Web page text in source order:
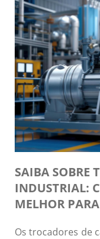
SAIBA SOBRE
INDUSTRIAL:
MELHOR
Os trocadores de